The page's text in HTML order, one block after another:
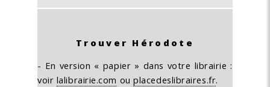
Trouver Hérodote
- En version « papier » dans votre librairie :
voir lalibrairie.com ouplacedeslibraires.fr.